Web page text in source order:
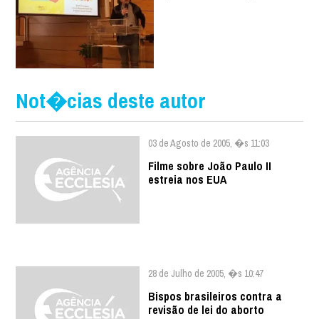
Not�cias deste autor
03 de Agosto de 2005, �s 11:03
Filme sobre João Paulo II
estreia nos EUA
28 de Julho de 2005, �s 10:47
Bispos brasileiros contra a
revisão de lei do aborto